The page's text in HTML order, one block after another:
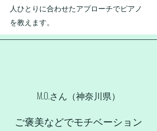
人ひとりに合わせたアプローチでピアノ
を教えます。
M.O.さん （神奈川県）
ご褒美などでモチベーション